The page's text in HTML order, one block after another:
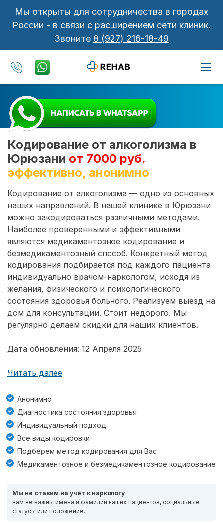
Мы открыты для сотрудничества в городах
России - в связи с расширением сети клиник.
Звоните 8 (927) 216-18-49
Кодирование от алкоголизма в
Юрюзани от 7000 руб.
эффективно, анонимно
Кодирование от алкоголизма — одно из основных
наших направлений. В нашей клинике в Юрюзани
можно закодироваться различными методами.
Наиболее проверенными и эффективными
являются медикаментозное кодирование и
безмедикаментозный способ. Конкретный метод
кодирования подбирается под каждого пациента
индивидуально врачом-наркологом, исходя из
желания, физического и психологического
состояния здоровья больного. Реализуем выезд на
дом для консультации. Стоит недорого. Мы
регулярно делаем скидки для наших клиентов.
Дата обновления: 12 Апреля 2025
Читать далее
Анонимно
Диагностика состояния здоровья
Индивидуальный подход
Все виды кодировки
Подберем метод кодирования для Вас
Медикаментозное и безмедикаментозное кодирование
Мы не ставим на учёт к наркологу
нам не важны имена и фамилии наших пациентов, социальные
статусы или положение.